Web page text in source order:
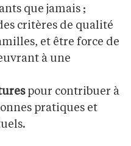
que jamais ;
critères de qualité
et être force de
à une
pour contribuer à
pratiques et